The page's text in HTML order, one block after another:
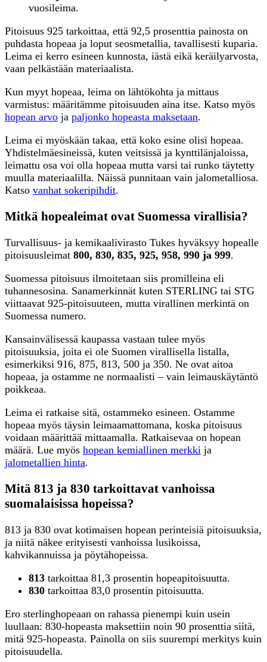
vuosileima.
Pitoisuus 925 tarkoittaa, että 92,5 prosenttia painosta on
puhdasta hopeaa ja loput seosmetallia, tavallisesti kuparia.
Leima ei kerro esineen kunnosta, iästä eikä keräilyarvosta,
vaan pelkästään materiaalista.
Kun myyt hopeaa, leima on lähtökohta ja mittaus
varmistus: määritämme pitoisuuden aina itse. Katso myös
hopean arvo ja paljonko hopeasta maksetaan.
Leima ei myöskään takaa, että koko esine olisi hopeaa.
Yhdistelmäesineissä, kuten veitsissä ja kynttilänjaloissa,
leimattu osa voi olla hopeaa mutta varsi tai runko täytetty
muulla materiaalilla. Näissä punnitaan vain jalometalliosa.
Katso vanhat sokeripihdit.
Mitkä hopealeimat ovat Suomessa virallisia?
Turvallisuus- ja kemikaalivirasto Tukes hyväksyy hopealle
pitoisuusleimat 800, 830, 835, 925, 958, 990 ja 999.
Suomessa pitoisuus ilmoitetaan siis promilleina eli
tuhannesosina. Sanamerkinnät kuten STERLING tai STG
viittaavat 925-pitoisuuteen, mutta virallinen merkintä on
Suomessa numero.
Kansainvälisessä kaupassa vastaan tulee myös
pitoisuuksia, joita ei ole Suomen virallisella listalla,
esimerkiksi 916, 875, 813, 500 ja 350. Ne ovat aitoa
hopeaa, ja ostamme ne normaalisti – vain leimauskäytäntö
poikkeaa.
Leima ei ratkaise sitä, ostammeko esineen. Ostamme
hopeaa myös täysin leimaamattomana, koska pitoisuus
voidaan määrittää mittaamalla. Ratkaisevaa on hopean
määrä. Lue myös hopean kemiallinen merkki ja
jalometallien hinta.
Mitä 813 ja 830 tarkoittavat vanhoissa
suomalaisissa hopeissa?
813 ja 830 ovat kotimaisen hopean perinteisiä pitoisuuksia,
ja niitä näkee erityisesti vanhoissa lusikoissa,
kahvikannuissa ja pöytähopeissa.
813 tarkoittaa 81,3 prosentin hopeapitoisuutta.
830 tarkoittaa 83,0 prosentin pitoisuutta.
Ero sterlinghopeaan on rahassa pienempi kuin usein
luullaan: 830-hopeasta maksettiin noin 90 prosenttia siitä,
mitä 925-hopeasta. Painolla on siis suurempi merkitys kuin
pitoisuudella.